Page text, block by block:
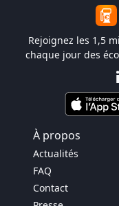
Rejoignez les 1,5
chaque jour des
À propos
Actualités
FAQ
Contact